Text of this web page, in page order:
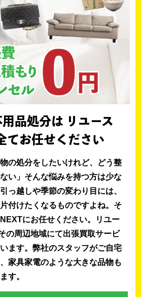
品処分は リユース
てお任せください
の処分をしたいけれど、どう整
い」そんな悩みを持つ方は少な
っ越しや季節の変わり目には、
付けたくなるものですよね。そ
にお任せください。リユー
の周辺地域にて出張買取サービ
ます。弊社のスタッフがご自宅
家具家電のような大きな品物も
す。